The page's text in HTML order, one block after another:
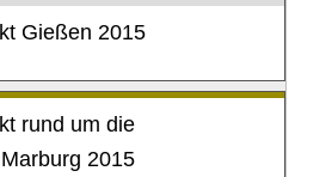
Gießen 2015
rund um die
2015